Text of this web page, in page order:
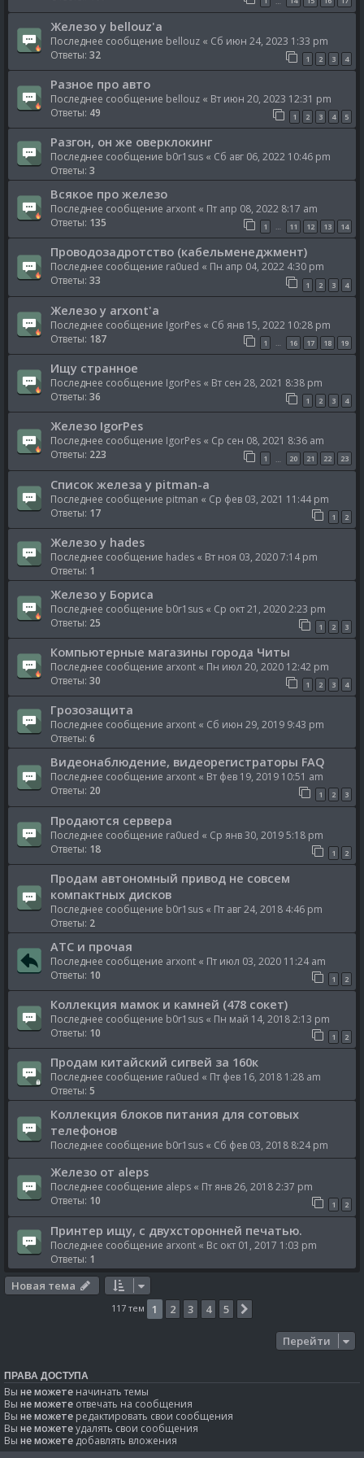
Железо у bellouz'a
Последнее сообщение bellouz « Сб июн 24, 2023 1:33 pm
Ответы: 32 1 2 3 4
Разное про авто
Последнее сообщение bellouz « Вт июн 20, 2023 12:31 pm
Ответы: 49 1 2 3 4 5
Разгон, он же оверклокинг
Последнее сообщение b0r1sus « Сб авг 06, 2022 10:46 pm
Ответы: 3
Всякое про железо
Последнее сообщение arxont « Пт апр 08, 2022 8:17 am
Ответы: 135 1 … 11 12 13 14
Проводозадротство (кабельменеджмент)
Последнее сообщение ra0ued « Пн апр 04, 2022 4:30 pm
Ответы: 33 1 2 3 4
Железо у arxont'а
Последнее сообщение IgorPes « Сб янв 15, 2022 10:28 pm
Ответы: 187 1 … 16 17 18 19
Ищу странное
Последнее сообщение IgorPes « Вт сен 28, 2021 8:38 pm
Ответы: 36 1 2 3 4
Железо IgorPes
Последнее сообщение IgorPes « Ср сен 08, 2021 8:36 am
Ответы: 223 1 20 21 22 23
Список железа у pitman-a
Последнее сообщение pitman « Ср фев 03, 2021 11:44 pm
Ответы: 17 1 2
Железо у hades
Последнее сообщение hades « Вт ноя 03, 2020 7:14 pm
Ответы: 1
Железо у Бориса
Последнее сообщение b0r1sus « Ср окт 21, 2020 2:23 pm
Ответы: 25 1 2 3
Компьютерные магазины города Читы
Последнее сообщение arxont « Пн июл 20, 2020 12:42 pm
Ответы: 30 1 2 3 4
Грозозащита
Последнее сообщение arxont « Сб июн 29, 2019 9:43 pm
Ответы: 6
Видеонаблюдение, видеорегистраторы FAQ
Последнее сообщение arxont « Вт фев 19, 2019 10:51 am
Ответы: 20 1 2 3
Продаются сервера
Последнее сообщение ra0ued « Ср янв 30, 2019 5:18 pm
Ответы: 18 1 2
Продам автономный привод не совсем
компактных дисков
Последнее сообщение b0r1sus « Пт авг 24, 2018 4:46 pm
Ответы: 2
ATC и прочая
Последнее сообщение arxont « Пт июл 03, 2020 11:24 am
Ответы: 10 1 2
Коллекция мамок и камней (478 сокет)
Последнее сообщение b0r1sus « Пн май 14, 2018 2:13 pm
Ответы: 10 1 2
Продам китайский сигвей за 160к
Последнее сообщение ra0ued « Пт фев 16, 2018 1:28 am
Ответы: 5
Коллекция блоков питания для сотовых
телефонов
Последнее сообщение b0r1sus « Сб фев 03, 2018 8:24 pm
Железо от aleps
Последнее сообщение aleps « Пт янв 26, 2018 2:37 pm
Ответы: 10 1 2
Принтер ищу, с двухсторонней печатью.
Последнее сообщение arxont « Вс окт 01, 2017 1:03 pm
Ответы: 1
Новая тема
117 тем 1 2 3 4 5
Перейти
ПРАВА ДОСТУПА
Вы не можете начинать темы
Вы не можете отвечать на сообщения
Вы не можете редактировать свои сообщения
Вы не можетеудалять свои сообщения
Вы не можете добавлять вложения